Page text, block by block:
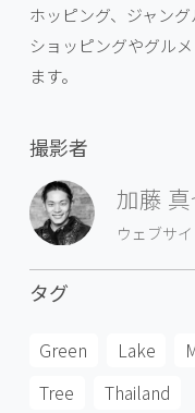
ホッピング、ジャン
ショッピングやグル
ます。
撮影者
加藤
ウェブサ
タグ
Green Lake
Tree
Thailand